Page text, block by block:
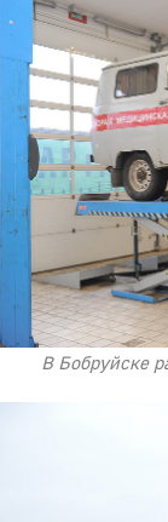
В Бобруйске